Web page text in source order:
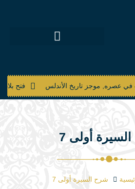
فتح في عصره, موجز تاريخ الأندلس
أولى 7
شرح السيرة أولى 7